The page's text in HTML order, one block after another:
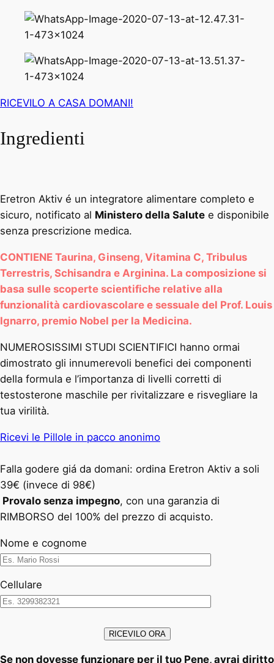
RICEVILO A CASA DOMANI!
Ingredienti
Eretron Aktiv é un integratore alimentare completo e
sicuro, notificato al Ministero della Salute e disponibile
senza prescrizione medica.
CONTIENE Taurina, Ginseng, Vitamina C, Tribulus
Terrestris, Schisandra e Arginina. La composizione si
basa sulle scoperte scientifiche relative alla
funzionalità cardiovascolare e sessuale del Prof. Louis
Ignarro, premio Nobel per la Medicina.
NUMEROSISSIMI STUDI SCIENTIFICI hanno ormai
dimostrato gli innumerevoli benefici dei componenti
della formula e l’importanza di livelli corretti di
testosterone maschile per rivitalizzare e risvegliare la
tua virilità.
Ricevi le Pillole in pacco anonimo
Falla godere giá da domani: ordina Eretron Aktiv a soli
39€ (invece di 98€)
Provalo senza impegno, con una garanzia di
RIMBORSO del 100% del prezzo di acquisto.
Nome e cognome
Cellulare
Se non dovesse funzionare per il tuo Pene, avrai diritto